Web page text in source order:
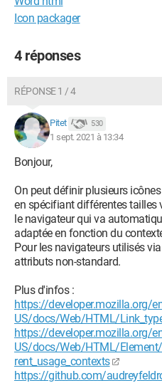
Icon packager
4 réponses
RÉPONSE 1 / 4
Pitet 530
1 sept. 2021 à 13:34
Bonjour,
On peut définir plusieurs
en spécifiant différentes tailles
le navigateur qui va
adaptée en fonction du
Pour les navigateurs utilisés
attributs non-standard.
Plus d'infos :
https://developer.mozilla.org/
US/docs/Web/HTML/
https://developer.mozilla.org/
US/docs/Web/HTML/
rent_usage_contexts
https://github.com/